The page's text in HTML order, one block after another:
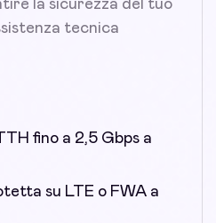
la sicurezza del tuo
tecnica
fino a 2,5 Gbps a
su LTE o FWA a